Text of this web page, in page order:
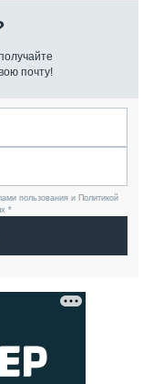
почту!
пользования и Политикой
*